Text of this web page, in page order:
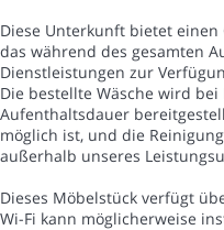
Diese Unterkunft bietet einen
das während des gesamten
Dienstleistungen zur
Die bestellte Wäsche wird
Aufenthaltsdauer
möglich ist, und die
außerhalb unseres
Dieses Möbelstück verfügt
Wi-Fi kann möglicherweise